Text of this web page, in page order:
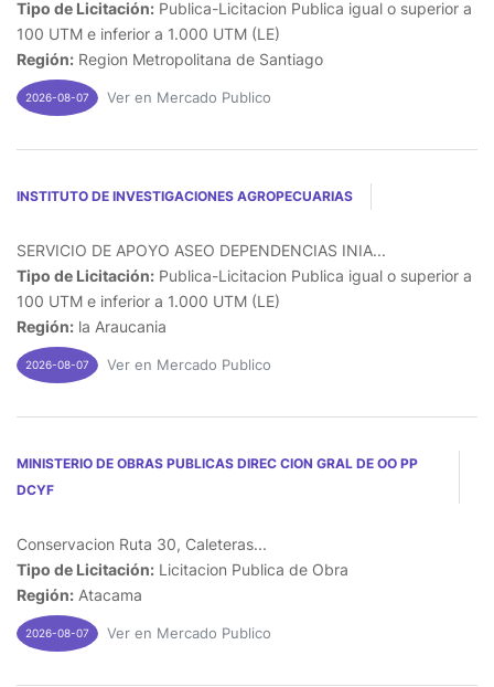
Tipo de Licitación: Publica-Licitacion Publica igual o superior a
100 UTM e inferior a 1.000 UTM (LE)
Región: Region Metropolitana de Santiago
2026-08-07 Ver en Mercado Publico
INSTITUTO DE INVESTIGACIONES AGROPECUARIAS
SERVICIO DE APOYO ASEO DEPENDENCIAS INIA...
Tipo de Licitación: Publica-Licitacion Publica igual o superior a
100 UTM e inferior a 1.000 UTM (LE)
Región: la Araucania
2026-08-07 Ver en Mercado Publico
MINISTERIO DE OBRAS PUBLICAS DIREC CION GRAL DE OO PP
DCYF
Conservacion Ruta 30, Caleteras...
Tipo de Licitación: Licitacion Publica de Obra
Región: Atacama
2026-08-07 Ver en Mercado Publico